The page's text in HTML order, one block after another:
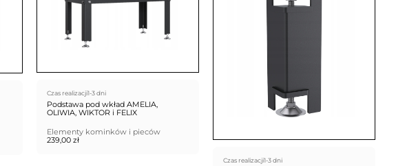
Czas realizacji1-3 dni
Podstawa pod wkład AMELIA,
OLIWIA, WIKTOR i FELIX
Elementy kominków i pieców
239,00 zł
Czas realizacji1-3 dni